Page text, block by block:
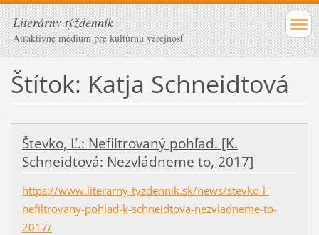
Literárny týždenník
Atraktívne médium pre kultúrnu verejnosť
Štítok: Katja Schneidtová
Števko, Ľ.: Nefiltrovaný pohľad. [K.
Schneidtová: Nezvládneme to, 2017]
https://www.literarny-tyzdennik.sk/news/stevko-l-
nefiltrovany-pohlad-k-schneidtova-nezvladneme-to-
2017/